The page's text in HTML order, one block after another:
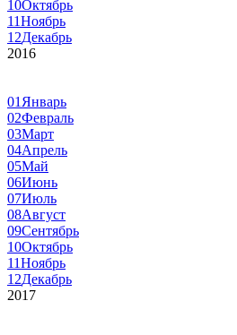
10Октябрь
11Ноябрь
12Декабрь
2016
01 Январь
02Февраль
03Март
04Апрель
05Май
06Июнь
07Июль
08Август
09Сентябрь
10Октябрь
11Ноябрь
12Декабрь
2017